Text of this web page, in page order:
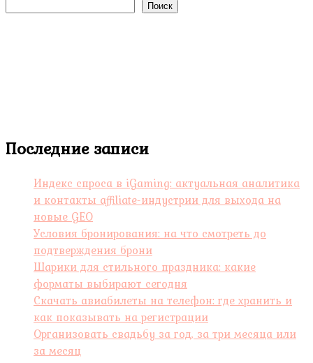
Поиск
Последние записи
Индекс спроса в iGaming: актуальная аналитика
и контакты affiliate-индустрии для выхода на
новые GEO
Условия бронирования: на что смотреть до
подтверждения брони
Шарики для стильного праздника: какие
форматы выбирают сегодня
Скачать авиабилеты на телефон: где хранить и
как показывать на регистрации
Организовать свадьбу за год, за три месяца или
за месяц